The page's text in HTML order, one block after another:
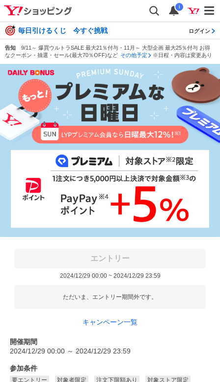
i
毎日引けるくじ 今すぐ挑戦 ログイン
告知
9/11～ 爆買ウルトラSALE 最大21％付与・11月～ 大型企画 最大25％付与 お得
なクーポン・抽選・セール(最大70％OFF)など その他予定 ※日程・内容は変更あり
エントリー
2024/12/29 00:00 ~ 2024/12/29 23:59
ただいま、エントリー期間外です。
キャンペーン一覧
開催期間
2024/12/29 00:00 ～ 2024/12/29 23:59
参加条件
要エントリー 対象者限定 注文下限額あり 対象ストア限定